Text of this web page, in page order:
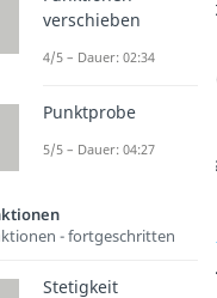
Mit den
Punkte kannst
und
herausfinden.
Für die Lösung
verschieben
4/5 – Dauer: 02:34
Punktprobe
5/5 – Dauer: 04:27
- fortgeschritten
Stetigkeit